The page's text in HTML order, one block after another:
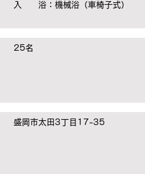
入 浴：機械浴（車椅子式）
25名
盛岡市太田3丁目17-35